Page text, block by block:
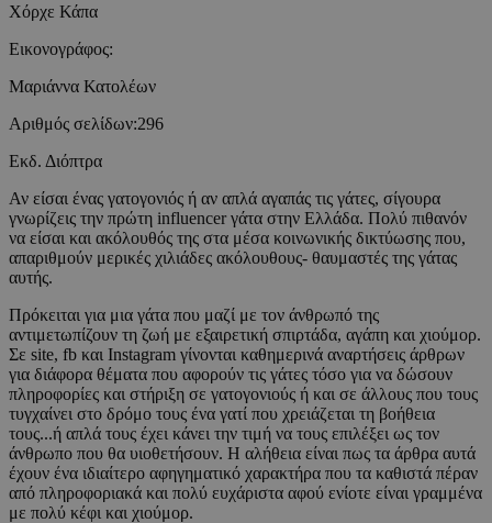
Χόρχε Κάπα
Εικονογράφος:
Μαριάννα Κατολέων
Αριθμός σελίδων:296
Εκδ. Διόπτρα
Αν είσαι ένας γατογονιός ή αν απλά αγαπάς τις γάτες, σίγουρα
γνωρίζεις την πρώτη influencer γάτα στην Ελλάδα. Πολύ πιθανόν
να είσαι και ακόλουθός της στα μέσα κοινωνικής δικτύωσης που,
απαριθμούν μερικές χιλιάδες ακόλουθους- θαυμαστές της γάτας
αυτής.
Πρόκειται για μια γάτα που μαζί με τον άνθρωπό της
αντιμετωπίζουν τη ζωή με εξαιρετική σπιρτάδα, αγάπη και χιούμορ.
Σε site, fb και Instagram γίνονται καθημερινά αναρτήσεις άρθρων
για διάφορα θέματα που αφορούν τις γάτες τόσο για να δώσουν
πληροφορίες και στήριξη σε γατογονιούς ή και σε άλλους που τους
τυγχαίνει στο δρόμο τους ένα γατί που χρειάζεται τη βοήθεια
τους...ή απλά τους έχει κάνει την τιμή να τους επιλέξει ως τον
άνθρωπο που θα υιοθετήσουν. Η αλήθεια είναι πως τα άρθρα αυτά
έχουν ένα ιδιαίτερο αφηγηματικό χαρακτήρα που τα καθιστά πέραν
από πληροφοριακά και πολύ ευχάριστα αφού ενίοτε είναι γραμμένα
με πολύ κέφι και χιούμορ.